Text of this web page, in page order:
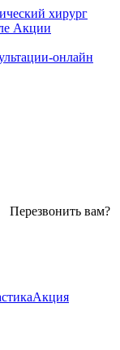
хирург
Акции
онлайн
Перезвонить вам?
Акция